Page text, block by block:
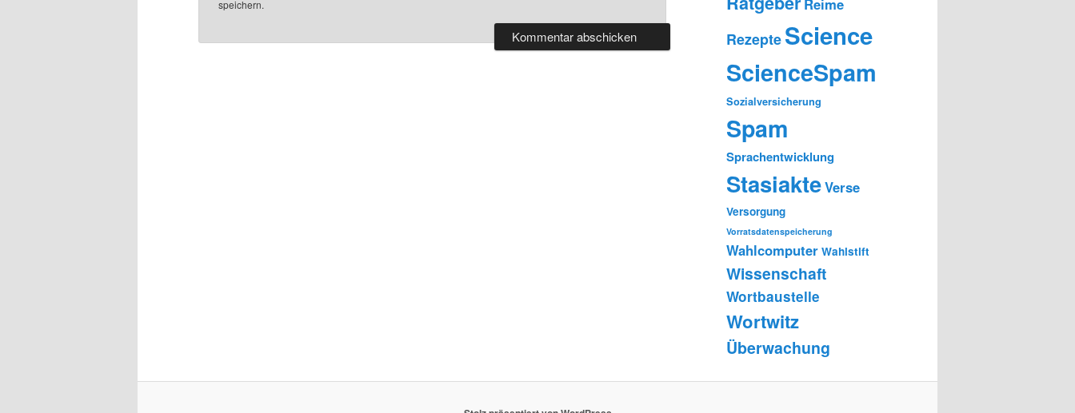
speichern.
Rezepte Science
ScienceSpam
Sozialversicherung
Spam
Sprachentwicklung
StasiakteVerse
Versorgung
Vorratsdatenspeicherung
Wahlcomputer Wahlstift
Wissenschaft
Wortbaustelle
Wortwitz
Überwachung